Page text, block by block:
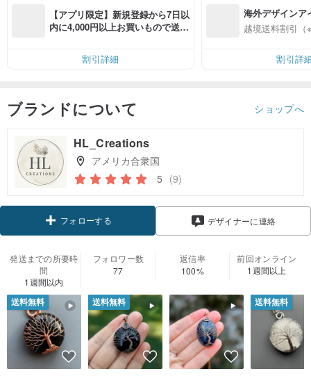
【アプリ限定】新規登録から7日以
内に4,000円以上お買いもので送料
割引詳細
海外デザインア
入
越境送料割引（
割引詳
ブランドについて ショップへ
HL_Creations
アメリカ合衆国
5 (9)
フォローする デザイナーに連絡
発送までの所要時
間
1週間以内
フォロワー数
77
返信率
100%
前回オンライン
1週間以上
送料無料 送料無料 送料無料